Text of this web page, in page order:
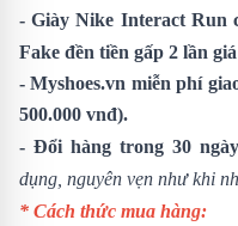
-Giày Nike Interact Run
Fake đền tiền gấp 2 lần
- Myshoes.vn miễn phí
500.000 vnđ).
- Đổi hàng trong 30
dụng, nguyên vẹn như khi
* Cách thức mua hàng: